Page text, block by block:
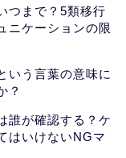
つまで？5類移行
ニケーションの限
いう言葉の意味に
？
誰が確認する？ケ
はいけないNGマ